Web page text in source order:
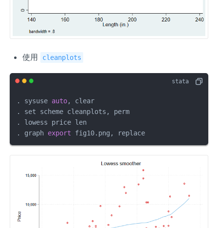
使用 cleanplots
. sysuse auto, clear
. set scheme cleanplots, perm
. lowess price len
. graph export fig10.png, replace